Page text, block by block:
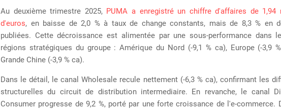
Au deuxième trimestre 2025, PUMA a enregistré un chiffre d'affaires de 1,94
d'euros, en baisse de 2,0 % à taux de change constants, mais de 8,3 % en
publiées. Cette décroissance est alimentée par une sous-performance dans
régions stratégiques du groupe : Amérique du Nord (-9,1 % ca), Europe (-3,9
Grande Chine (-3,9 % ca).
Dans le détail, le canal Wholesale recule nettement (-6,3 % ca), confirmant les
structurelles du circuit de distribution intermediaire. En revanche, le canal
Consumer progresse de 9,2 %, porté par une forte croissance de l'e-commerce.